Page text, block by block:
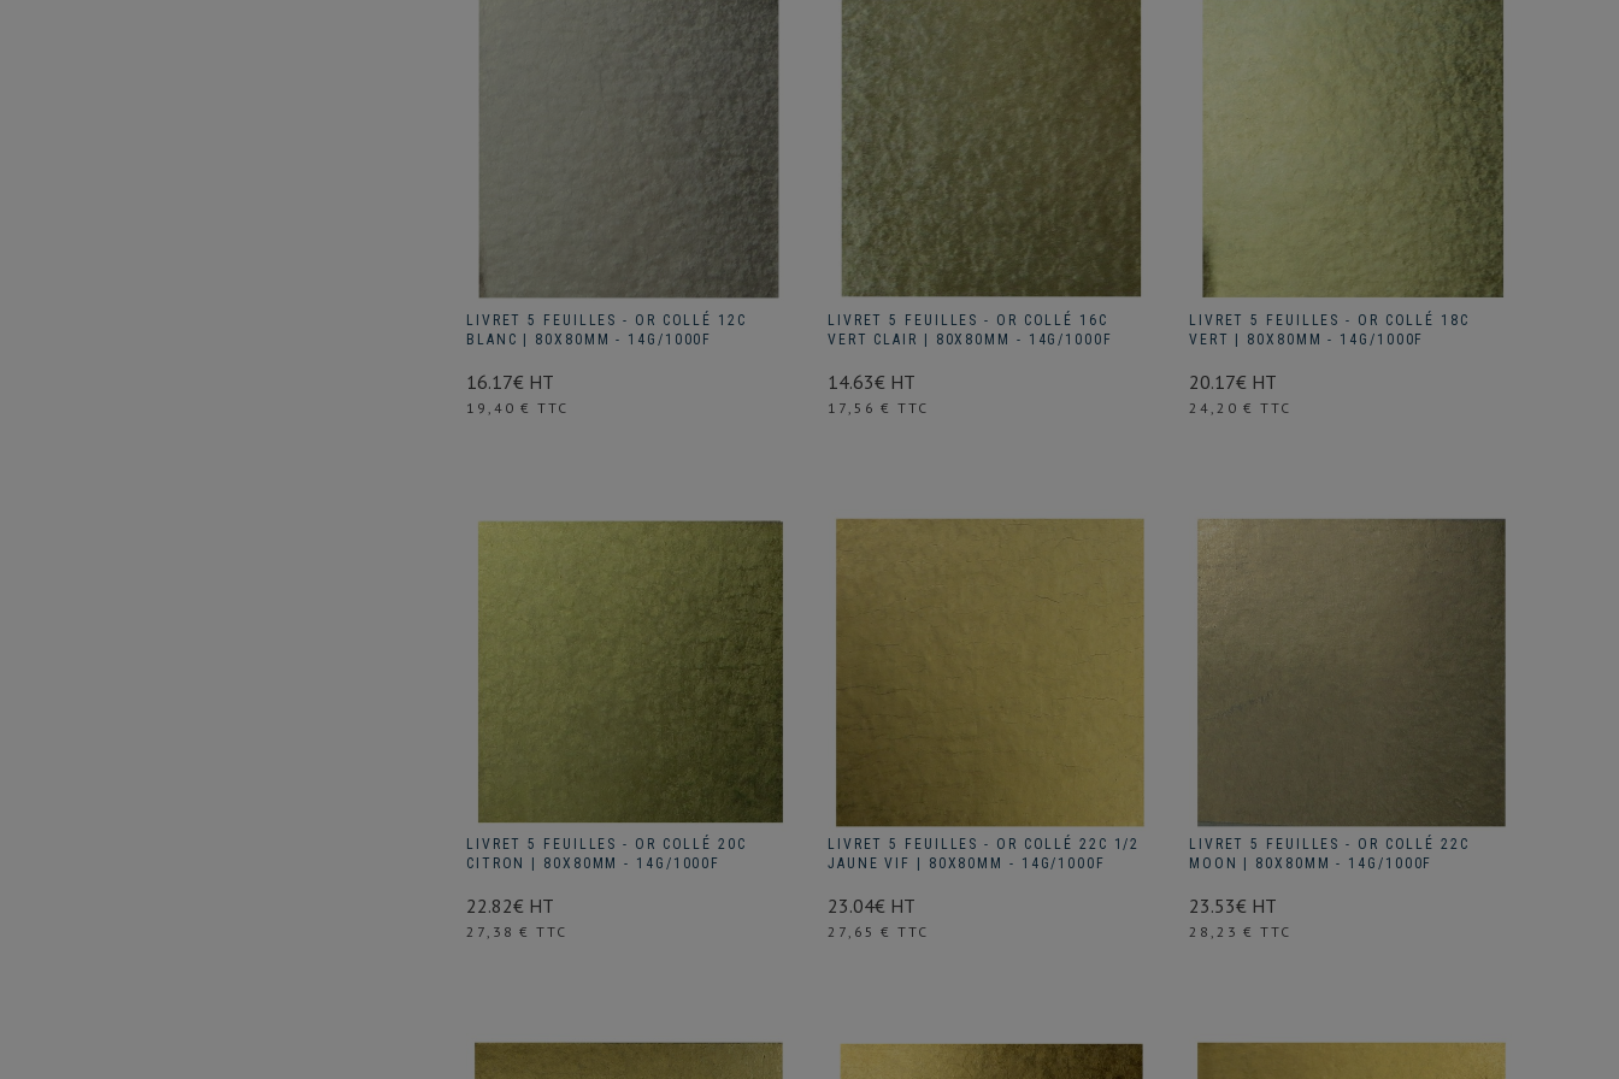
LIVRET 5 FEUILLES - OR COLLÉ 12C
BLANC | 80X80MM - 14G/1000F
16.17€ HT
Prix
19,40 € TTC
LIVRET 5 FEUILLES - OR COLLÉ 16C
VERT CLAIR | 80X80MM - 14G/1000F
14.63€ HT
Prix
17,56 € TTC
LIVRET 5 FEUILLES - OR COLLÉ 18C
VERT | 80X80MM - 14G/1000F
20.17€ HT
Prix
24,20 € TTC
LIVRET 5 FEUILLES - OR COLLÉ 20C
CITRON | 80X80MM - 14G/1000F
22.82€ HT
Prix
27,38 € TTC
LIVRET 5 FEUILLES - OR COLLÉ 22C 1/2
JAUNE VIF | 80X80MM - 14G/1000F
23.04€ HT
Prix
27,65 € TTC
LIVRET 5 FEUILLES - OR COLLÉ 22C
MOON | 80X80MM - 14G/1000F
23.53€ HT
Prix
28,23 € TTC